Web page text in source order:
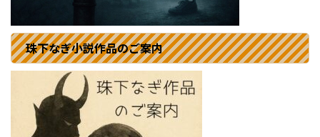
珠下なぎ小説作品のご案内